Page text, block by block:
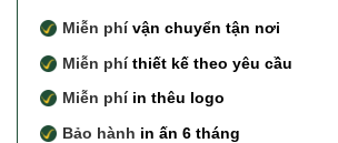
Miễn phívận chuyển tận nơi
Miễn phíthiết kế theo yêu cầu
Miễn phíin thêu logo
Bảo hành in ấn 6 tháng